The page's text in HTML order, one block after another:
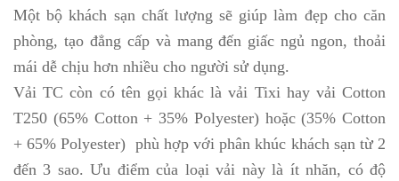
Một bộ khách sạn chất lượng sẽ giúp làm đẹp cho căn
phòng, tạo đẳng cấp và mang đến giấc ngủ ngon, thoải
mái dễ chịu hơn nhiều cho người sử dụng.
Vải TC còn có tên gọi khác là vải Tixi hay vải Cotton
T250 (65% Cotton + 35% Polyester) hoặc (35% Cotton
+ 65% Polyester) phù hợp với phân khúc khách sạn từ 2
đến 3 sao. Ưu điểm của loại vải này là ít nhăn, có độ